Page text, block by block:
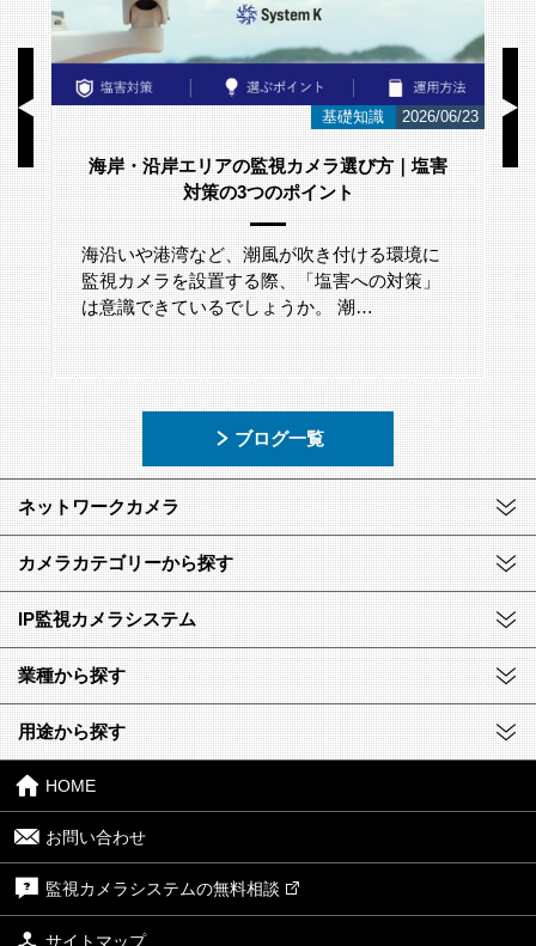
基礎知識 2026/06/23
海岸・沿岸エリアの監視カメラ選び方｜塩害
対策の3つのポイント
海沿いや港湾など、潮風が吹き付ける環境に
監視カメラを設置する際、「塩害への対策」
は意識できているでしょうか。 潮…
ブログ一覧
ネットワークカメラ
カメラカテゴリーから探す
IP監視カメラシステム
業種から探す
用途から探す
HOME
お問い合わせ
監視カメラシステムの無料相談
サイトマップ